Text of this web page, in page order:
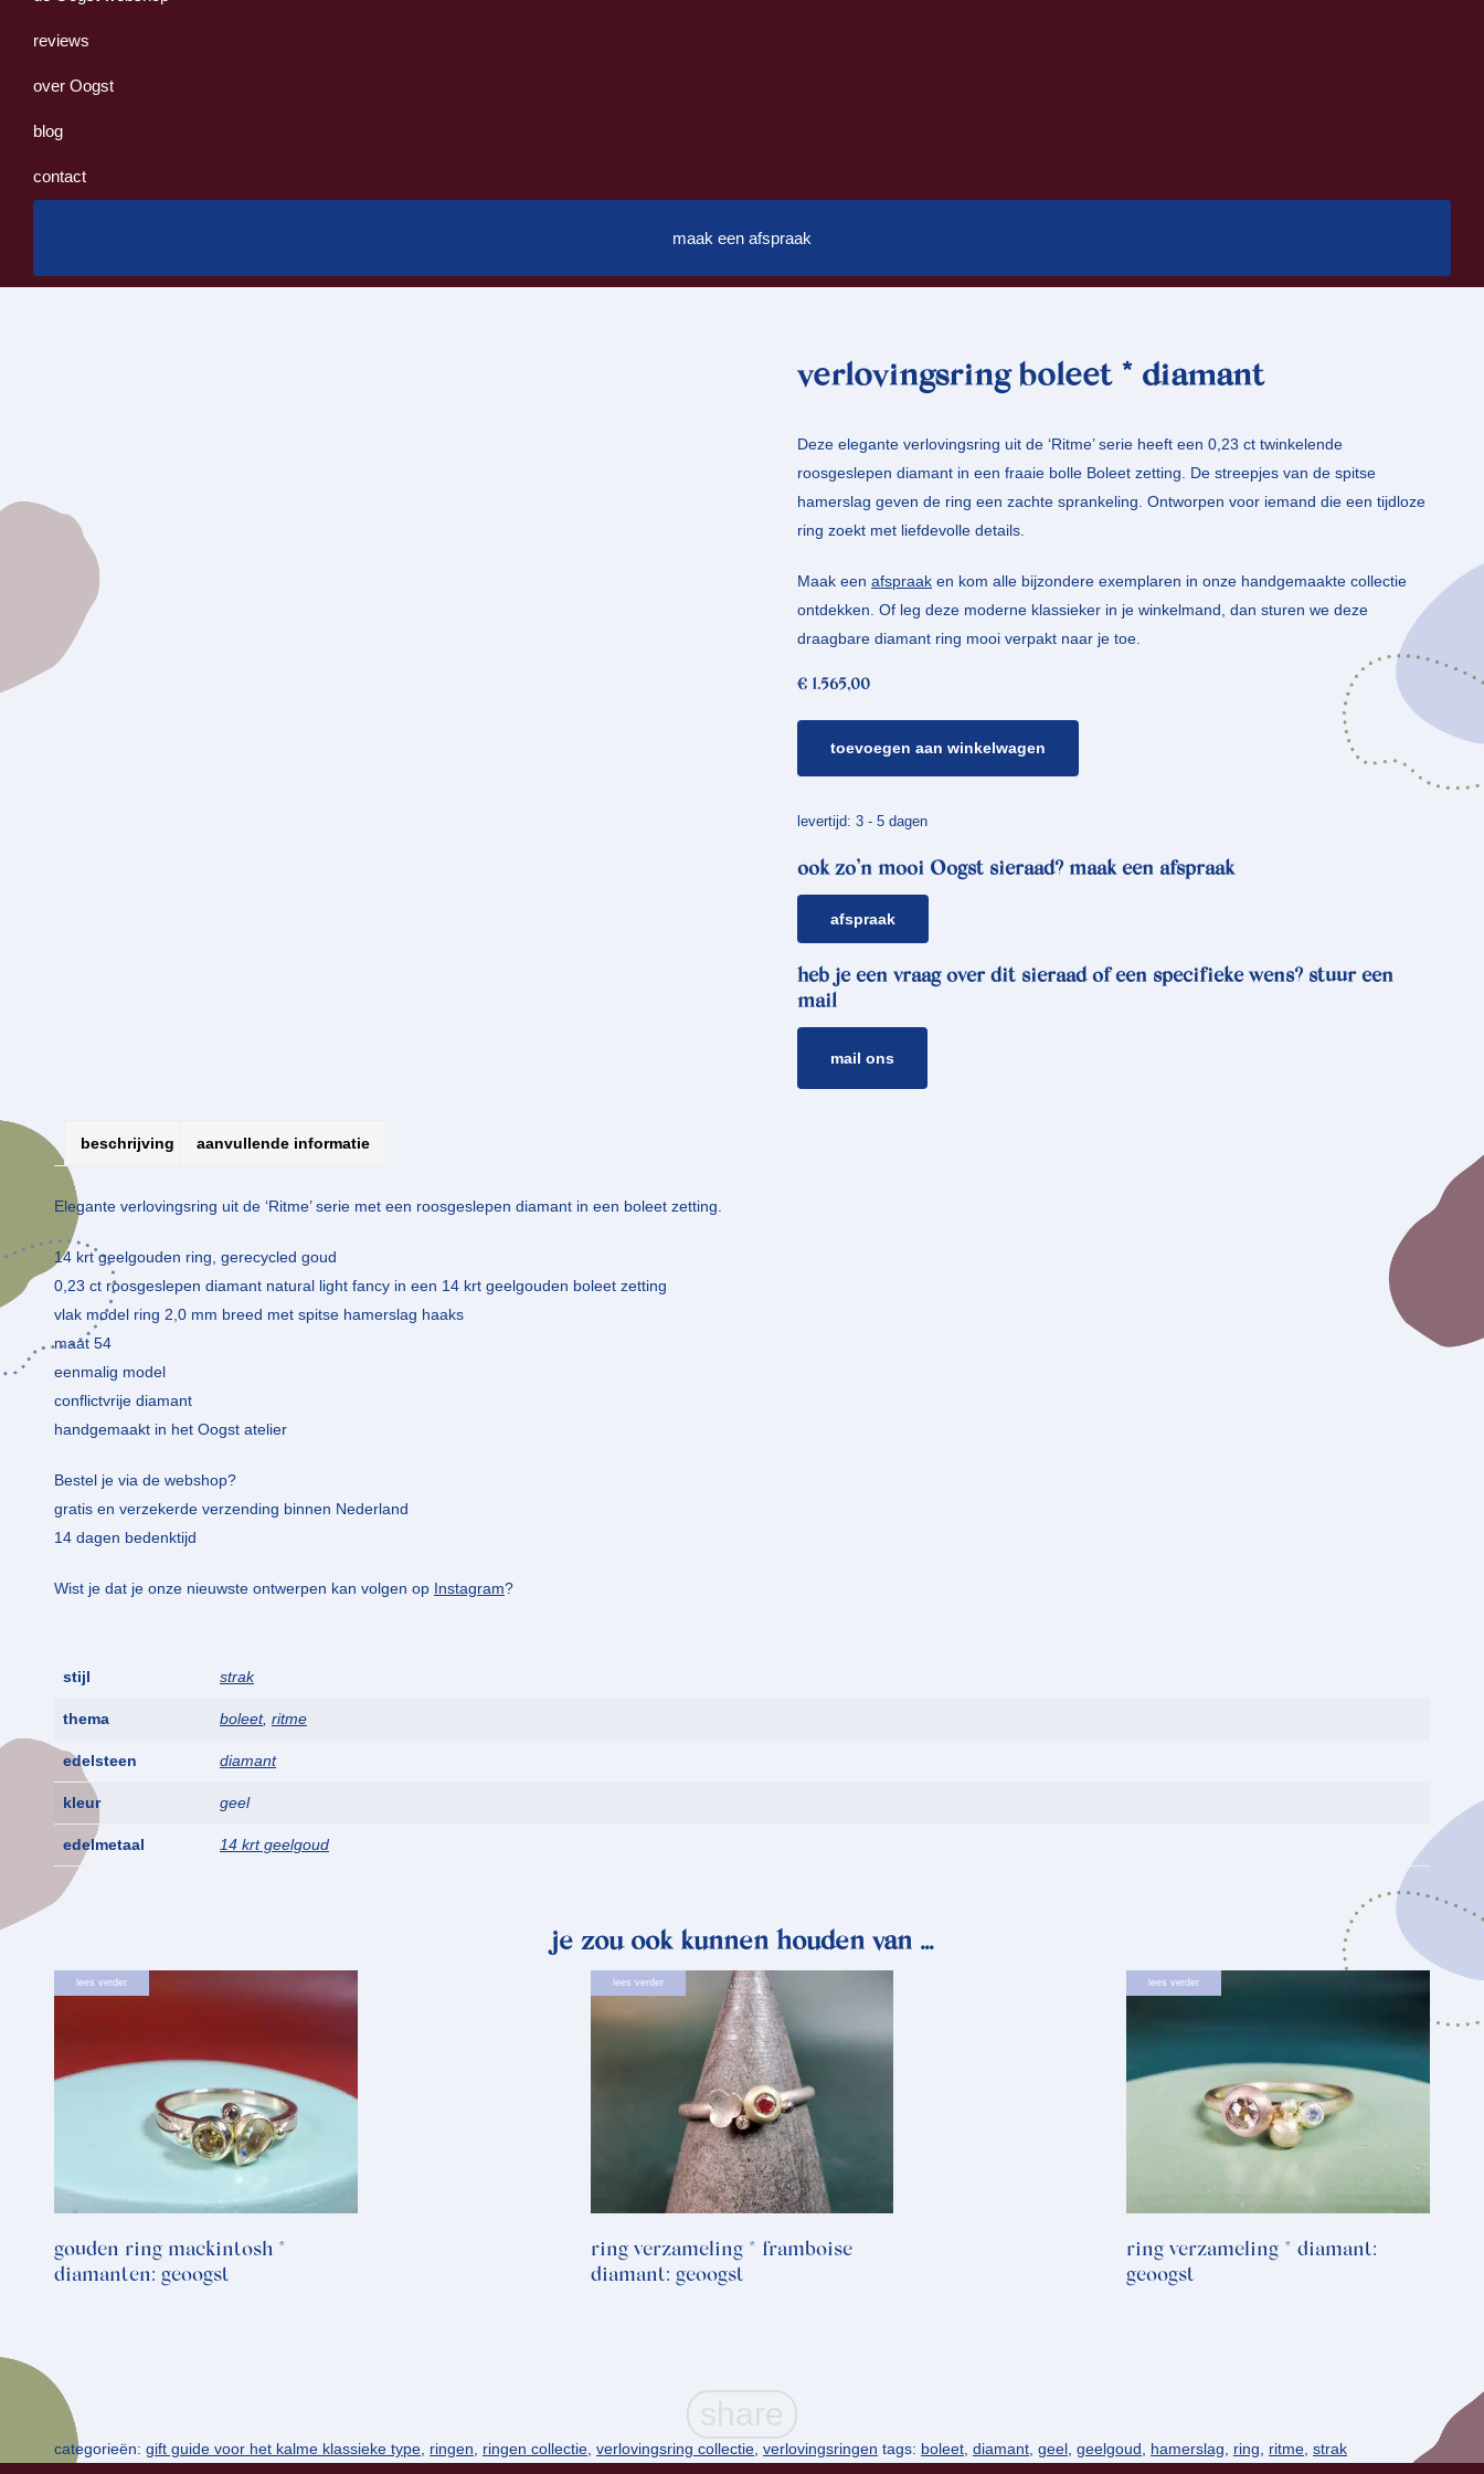
reviews
over Oogst
blog
contact
maak een afspraak
verlovingsring boleet * diamant
Deze elegante verlovingsring uit de ‘Ritme’ serie heeft een 0,23 ct twinkelende
roosgeslepen diamant in een fraaie bolle Boleet zetting. De streepjes van de spitse
hamerslag geven de ring een zachte sprankeling. Ontworpen voor iemand die een tijdloze
ring zoekt met liefdevolle details.
Maak een afspraak en kom alle bijzondere exemplaren in onze handgemaakte collectie
ontdekken. Of leg deze moderne klassieker in je winkelmand, dan sturen we deze
draagbare diamant ring mooi verpakt naar je toe.
€ 1.565,00
diamant
toevoegen aan winkelwagen
levertijd: 3 - 5 dagen
ook zo’n mooi Oogst sieraad? maak een afspraak
afspraak
heb je een vraag over dit sieraad of een specifieke wens? stuur een
mail
mail ons
beschrijving aanvullende informatie
Elegante verlovingsring uit de ‘Ritme’ serie met een roosgeslepen diamant in een boleet zetting.
14 krt geelgouden ring, gerecycled goud
0,23 ct roosgeslepen diamant natural light fancy in een 14 krt geelgouden boleet zetting
vlak model ring 2,0 mm breed met spitse hamerslag haaks
maat 54
eenmalig model
conflictvrije diamant
handgemaakt in het Oogst atelier
Bestel je via de webshop?
gratis en verzekerde verzending binnen Nederland
14 dagen bedenktijd
Wist je dat je onze nieuwste ontwerpen kan volgen op Instagram?
stijl strak
thema boleet, ritme
edelsteen diamant
kleur geel
edelmetaal 14 krt geelgoud
je zou ook kunnen houden van …
lees verder
gouden ring mackintosh *
diamanten: geoogst
lees verder
ring verzameling * framboise
diamant: geoogst
lees verder
ring verzameling * diamant:
geoogst
categorieën: gift guide voor het kalme klassieke type, ringen, ringen collectie, verlovingsring collectie, verlovingsringen tags: boleet, diamant, geel, geelgoud, hamerslag, ring, ritme, strak